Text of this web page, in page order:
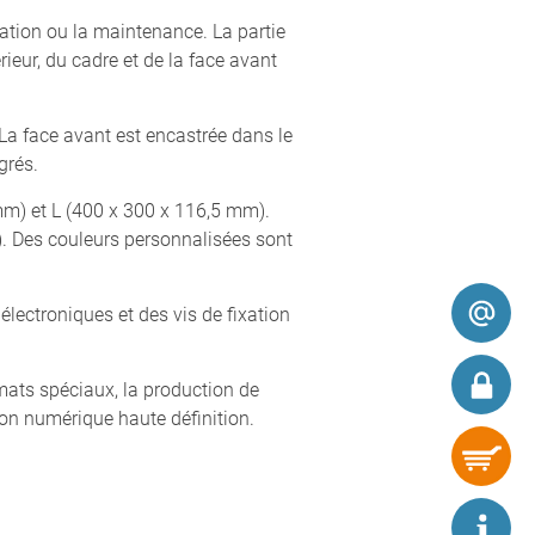
ou la maintenance. La partie
du cadre et de la face avant
face avant est encastrée dans le
et L (400 x 300 x 116,5 mm).
Des couleurs personnalisées sont
et des vis de fixation
spéciaux, la production de
numérique haute définition.